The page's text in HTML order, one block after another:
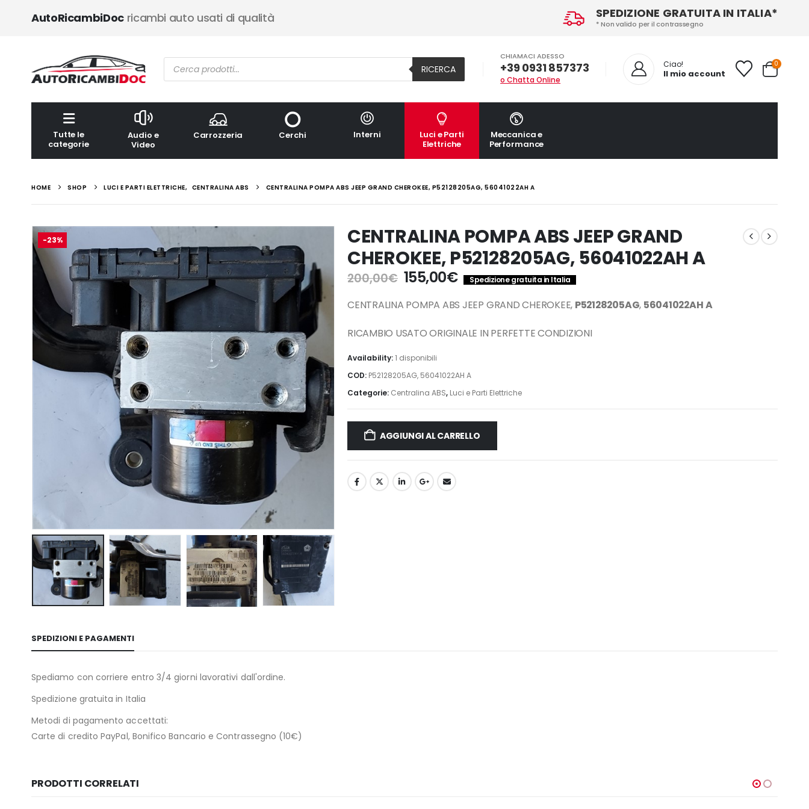
SPEDIZIONE GRATUITA IN ITALIA*
* Non valido per il contrassegno
AutoRicambiDocricambi auto usati di qualità
Ricerca
prodotti RICERCA
CHIAMACI ADESSO
+39 0931 857373
o Chatta Online
Ciao!
Il mio account
0
Tutte le
categorie
Audio e
Video
Carrozzeria Cerchi Interni
Luci e Parti
Elettriche
Meccanica e
Performance
HOME SHOP LUCI E PARTI ELETTRICHE, CENTRALINA ABS CENTRALINA POMPA ABS JEEP GRAND CHEROKEE, P52128205AG, 56041022AH A
-23%
CENTRALINA POMPA ABS JEEP GRAND
CHEROKEE, P52128205AG, 56041022AH A
200,00€ Il
prezzo
originale
200,00€.
155,00€Il
prezzo
attuale
155,00€.
Spedizione gratuita in Italia
CENTRALINA POMPA ABS JEEP GRAND CHEROKEE, P52128205AG, 56041022AHA
RICAMBIO USATO ORIGINALE IN PERFETTE CONDIZIONI
Availability:1 disponibili
COD: P52128205AG, 56041022AH A
Categorie: Centralina ABS, Luci e Parti Elettriche
AGGIUNGI AL CARRELLO
SPEDIZIONI E PAGAMENTI
Spediamo con corriere entro 3/4 giorni lavorativi dall'ordine.
Spedizione gratuita in Italia
Metodi di pagamento accettati:
Carte di credito PayPal, Bonifico Bancario e Contrassegno (10€)
PRODOTTI CORRELATI